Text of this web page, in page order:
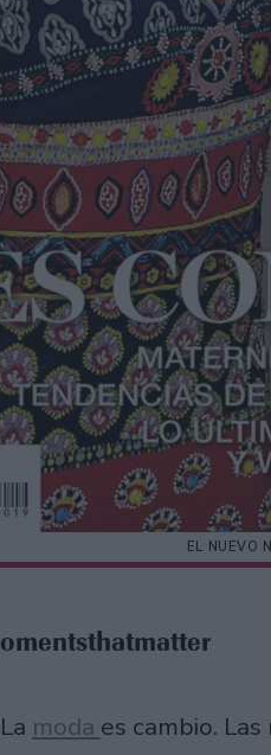
EL NUEVO
omentsthatmatter
La moda es cambio.